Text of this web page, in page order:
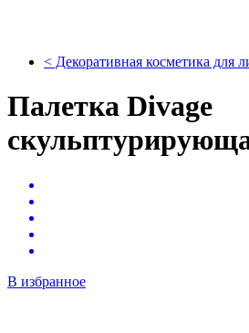
< Декоративная косметика для
Палетка Divage
В избранное